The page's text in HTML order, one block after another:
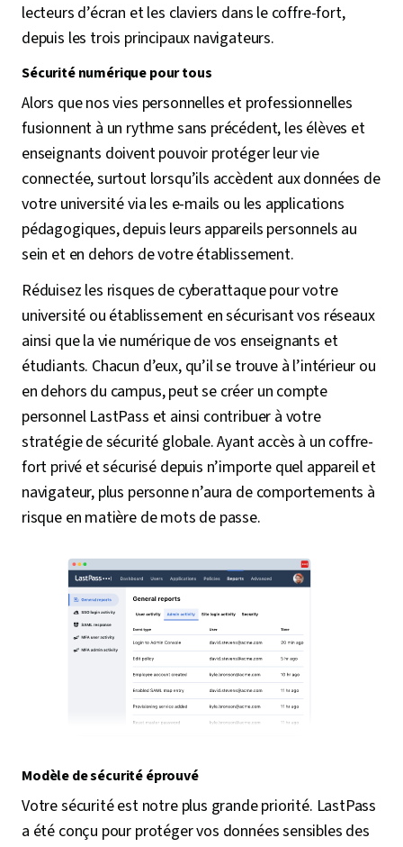
lecteurs d’écran et les claviers dans le coffre-fort,
depuis les trois principaux navigateurs.
Sécurité numérique pour tous
Alors que nos vies personnelles et professionnelles
fusionnent à un rythme sans précédent, les élèves et
enseignants doivent pouvoir protéger leur vie
connectée, surtout lorsqu’ils accèdent aux données de
votre université via les e-mails ou les applications
pédagogiques, depuis leurs appareils personnels au
sein et en dehors de votre établissement.
Réduisez les risques de cyberattaque pour votre
université ou établissement en sécurisant vos réseaux
ainsi que la vie numérique de vos enseignants et
étudiants. Chacun d’eux, qu’il se trouve à l’intérieur ou
en dehors du campus, peut se créer un compte
personnel LastPass et ainsi contribuer à votre
stratégie de sécurité globale. Ayant accès à un coffre-
fort privé et sécurisé depuis n’importe quel appareil et
navigateur, plus personne n’aura de comportements à
risque en matière de mots de passe.
Modèle de sécurité éprouvé
Votre sécurité est notre plus grande priorité. LastPass
a été conçu pour protéger vos données sensibles des